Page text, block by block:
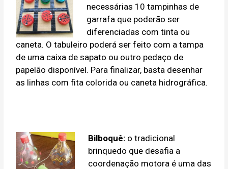
necessárias 10 tampinhas de
garrafa que poderão ser
diferenciadas com tinta ou
caneta. O tabuleiro poderá ser feito com a tampa
de uma caixa de sapato ou outro pedaço de
papelão disponível. Para finalizar, basta desenhar
as linhas com fita colorida ou caneta hidrográfica.
Bilboquê: o tradicional
brinquedo que desafia a
coordenação motora é uma das